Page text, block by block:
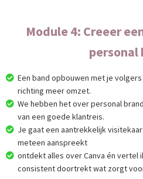
Module 4: Creeer
personal
Een band opbouwen met je
richting meer omzet.
We hebben het over personal
van een goede klantreis.
Je gaat een aantrekkelijk
meteen aanspreekt
ontdekt alles over Canva én vertel
consistent doortrekt wat zorgt